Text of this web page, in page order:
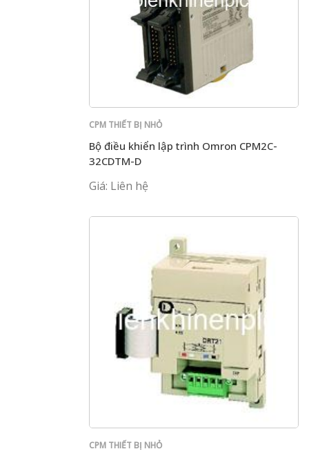
CPM THIẾT BỊ NHỎ
Bộ điều khiển lập trình Omron CPM2C-
32CDTM-D
Giá: Liên hệ
CPM THIẾT BỊ NHỎ